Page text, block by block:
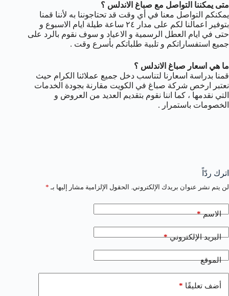
متى يمكننا التواصل مع صباغ الاندلس ؟
يمكنكم التواصل معنا في أي وقت قد تحتاجوننا به لأننا قمنا
بتوفير اعمالنا لكم على مدار ٢٤ ساعة طيلة ايام الاسبوع و
حتى في ايام العطل الرسمية و الاعياد و سوف نقوم بالرد على
جميع استفساراتكم و تلبية طلباتكم بأسرع وقت .
ما هي اسعار صباغ الاندلس ؟
قمنا بدراسة اسعارنا لتناسب دخل جميع عملائنا الكرام حيث
نعتبر ارخص شركة صباغ في الكويت مقارنة بجودة الخدمات
التي نقدمها ، كما اننا نقوم بتقديم العديد من العروض و
الخصومات باستمرار .
اترك ردّاً
لن يتم نشر عنوان بريدك الإلكتروني. الحقول الإلزامية مشار إليها بـ *
الاسم*
البريد الإلكتروني*
الموقع
أضف تعليقًا *